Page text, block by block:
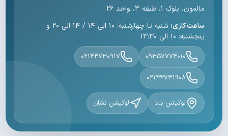
مالمون، بلوک ۱، طبقه ۳، واحد ۲۶
ساعت کاری:
شنبه تا چهارشنبه: ۱۰ الی ۱۴ / ۱۴ الی ۲۰ و
پنجشنبه: ۱۰ الی ۱۳:۳۰
۰۹۳۵۷۷۷۴۰۱۰ ۰۲۱۴۴۷۳۰۹۱۷
۰۲۱۴۴۷۳۱۹۰۸
لوکیشن بلد لوکیشن نشان